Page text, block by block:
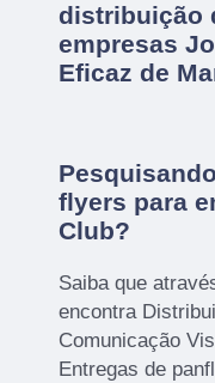
distribuição
empresas
Eficaz de
flyers para
Club?
Saiba que
encontra
Comunicação
Entregas de